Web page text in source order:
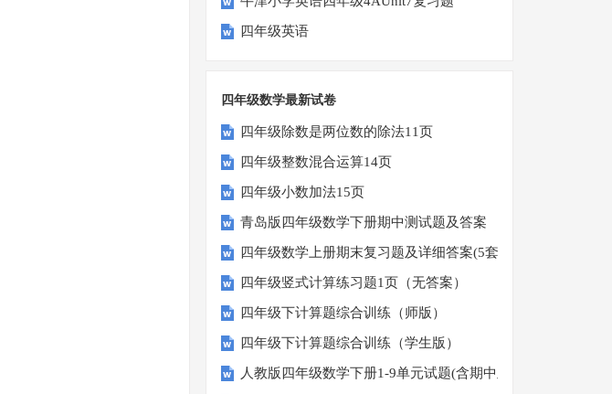
四年级英语
四年级数学最新试卷
四年级除数是两位数的除法11页
四年级整数混合运算14页
四年级小数加法15页
青岛版四年级数学下册期中测试题及答案
四年级数学上册期末复习题及详细答案(5套)
四年级竖式计算练习题1页（无答案）
四年级下计算题综合训练（师版）
四年级下计算题综合训练（学生版）
人教版四年级数学下册1-9单元试题(含期中及3套期末)